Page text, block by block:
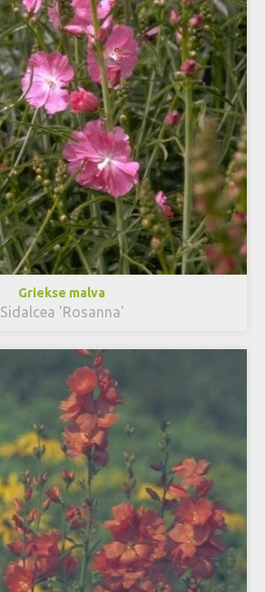
Griekse malva
Sidalcea 'Rosanna'